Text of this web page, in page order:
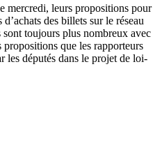
mercredi, leurs propositions pour
des billets sur le réseau
sont toujours plus nombreux avec
que les rapporteurs
les députés dans le projet de loi-